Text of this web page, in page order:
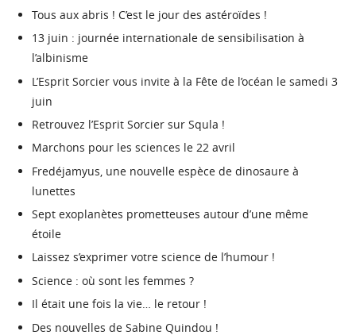
Tous aux abris ! C’est le jour des astéroïdes !
13 juin : journée internationale de sensibilisation à
l’albinisme
L’Esprit Sorcier vous invite à la Fête de l’océan le samedi 3
juin
Retrouvez l’Esprit Sorcier sur Squla !
Marchons pour les sciences le 22 avril
Fredéjamyus, une nouvelle espèce de dinosaure à
lunettes
Sept exoplanètes prometteuses autour d’une même
étoile
Laissez s’exprimer votre science de l’humour !
Science : où sont les femmes ?
Il était une fois la vie… le retour !
Des nouvelles de Sabine Quindou !